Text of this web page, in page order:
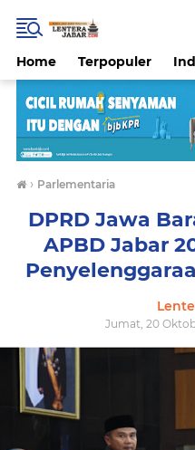
Home Terpopuler
› Parlementaria
DPRD Jawa
APBD Jabar
Jumat, 20